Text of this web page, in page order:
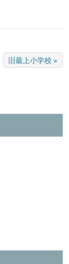
旧最上小学校 »